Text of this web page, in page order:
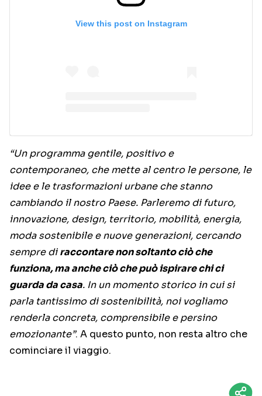
View this post on Instagram
“Un programma gentile, positivo e
contemporaneo, che mette al centro le persone, le
idee e le trasformazioni urbane che stanno
cambiando il nostro Paese. Parleremo di futuro,
innovazione, design, territorio, mobilità, energia,
moda sostenibile e nuove generazioni, cercando
sempre diraccontare non soltanto ciò che
funziona, ma anche ciò che può ispirare chi ci
guarda da casa. In un momento storico in cui si
parla tantissimo di sostenibilità, noi vogliamo
renderla concreta, comprensibile e persino
emozionante”. A questo punto, non resta altro che
cominciare il viaggio.